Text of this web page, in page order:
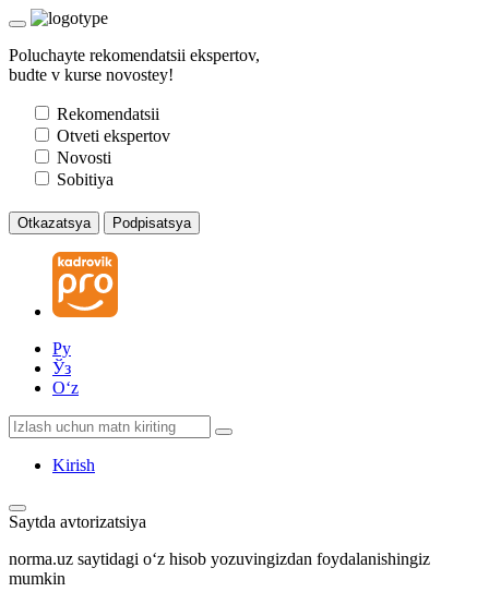
Poluchayte rekomendatsii ekspertov,
budte v kurse novostey!
Rekomendatsii
Otveti ekspertov
Novosti
Sobitiya
Otkazatsya Podpisatsya
Ру
Ўз
Oʻz
Kirish
Saytda avtorizatsiya
norma.uz saytidagi oʻz hisob yozuvingizdan foydalanishingiz
mumkin